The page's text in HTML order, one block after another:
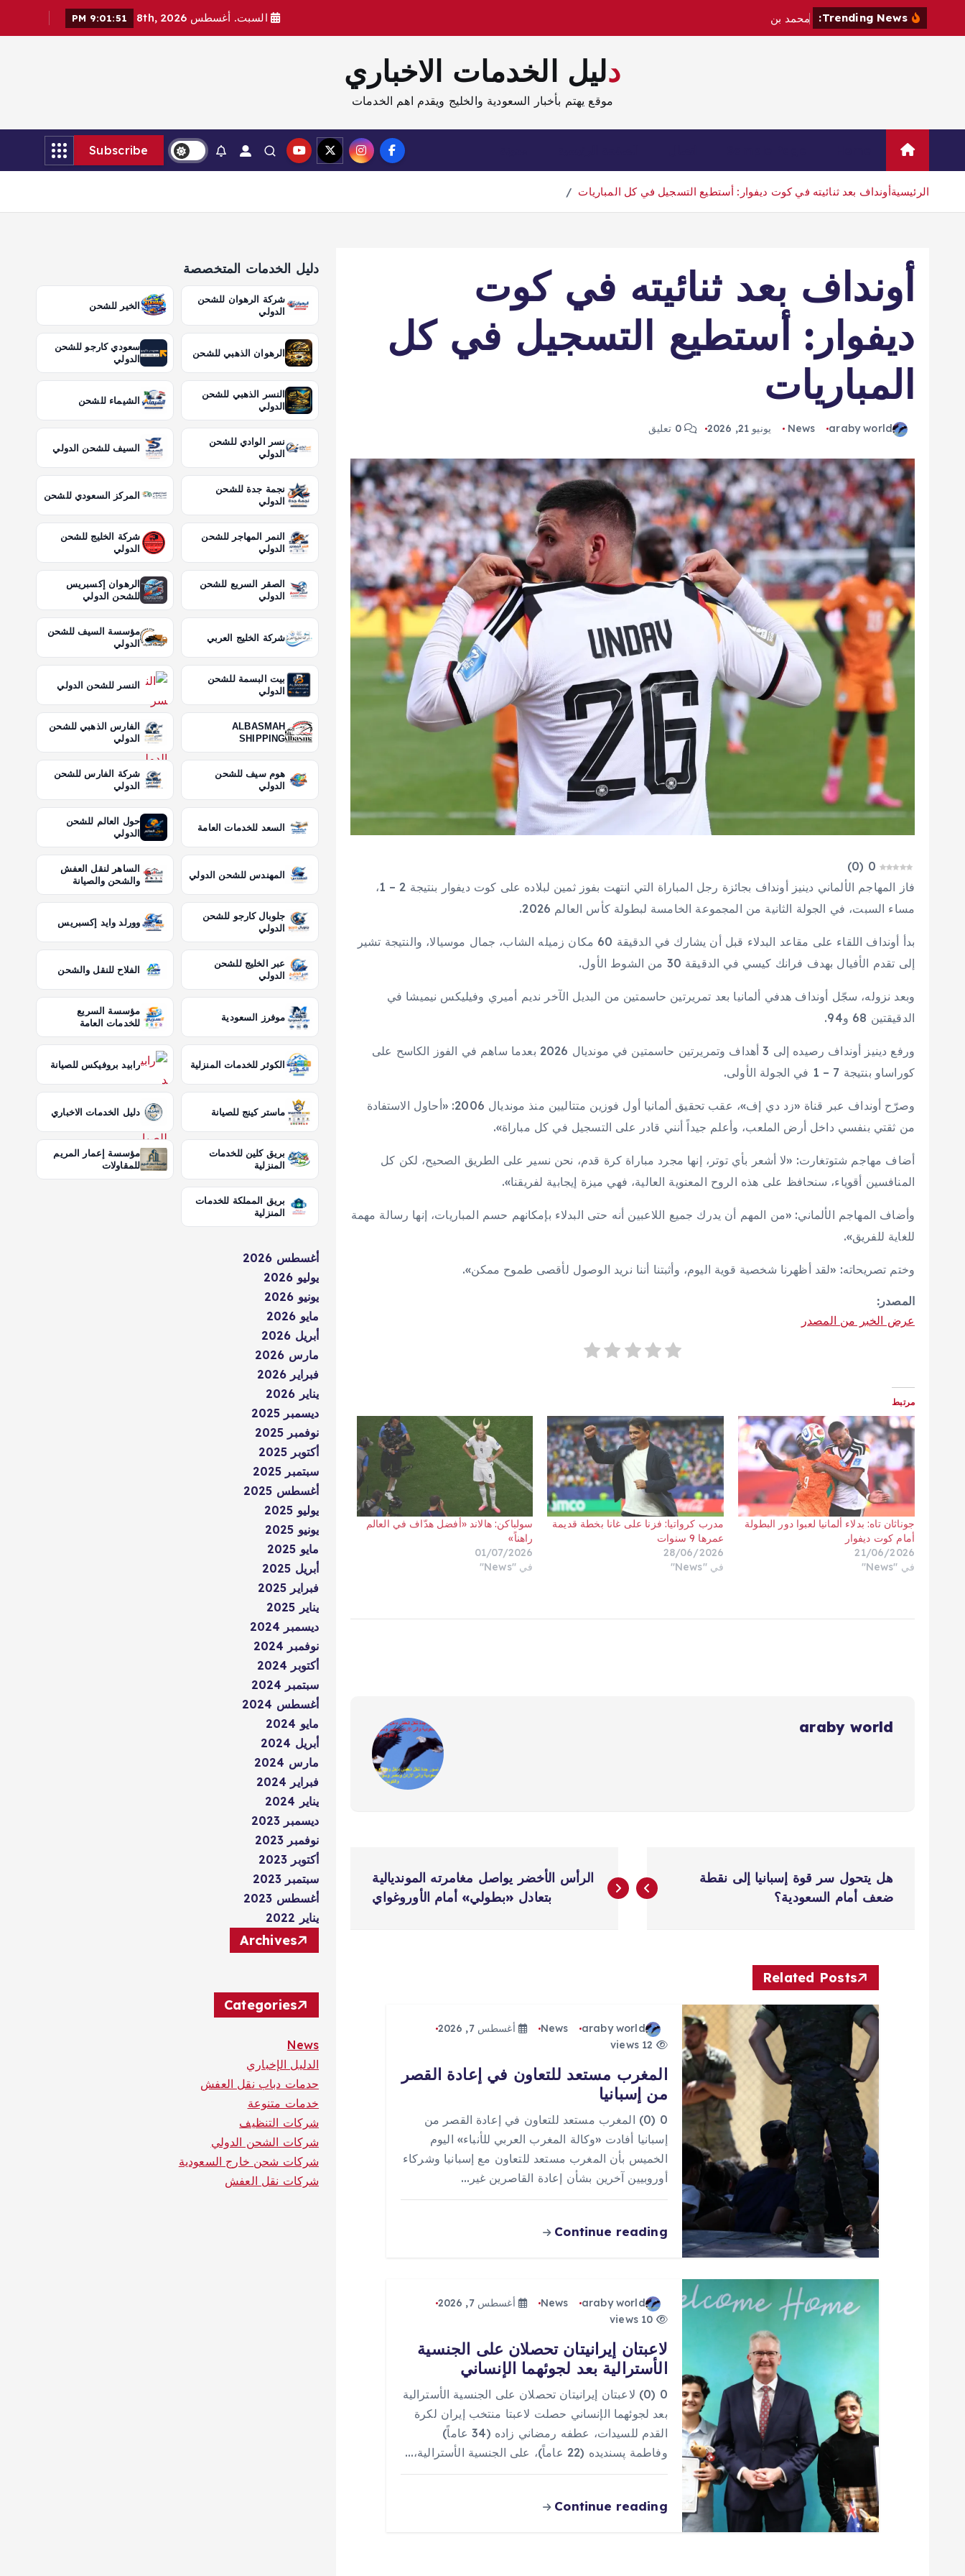
محمد بن السبت. أغسطس 8th, 2026 9:01:53 PM
دليل الخدمات الاخباري
موقع يهتم بأخبار السعودية والخليج ويقدم اهم الخدمات
Subscribe
الرئيسيةأونداف بعد ثنائيته في كوت ديفوار: أستطيع التسجيل في كل المباريات
أونداف بعد ثنائيته في كوت
ديفوار: أستطيع التسجيل في كل
المباريات
araby world
News يونيو 21, 2026 0 تعليق
0
(
0
)
فاز المهاجم الألماني دينيز أونداف بجائزة رجل المباراة التي انتهت بفوز ثمين لبلاده على كوت ديفوار بنتيجة 2 – 1،
مساء السبت، في الجولة الثانية من المجموعة الخامسة لبطولة كأس العالم 2026.
بدأ أونداف اللقاء على مقاعد البدلاء قبل أن يشارك في الدقيقة 60 مكان زميله الشاب، جمال موسيالا، والنتيجة تشير
إلى تقدم الأفيال بهدف فرانك كيسي في الدقيقة 30 من الشوط الأول.
وبعد نزوله، سجّل أونداف هدفي ألمانيا بعد تمريرتين حاسمتين من البديل الآخر نديم أميري وفيليكس نيميشا في
الدقيقتين 68 و94.
ورفع دينيز أونداف رصيده إلى 3 أهداف وتمريرتين حاسمتين في مونديال 2026 بعدما ساهم في الفوز الكاسح على
كوراساو بنتيجة 7 – 1 في الجولة الأولى.
وصرّح أونداف عبر قناة «زد دي إف»، عقب تحقيق ألمانيا أول فوزين متتاليين منذ مونديال 2006: «أحاول الاستفادة
من ثقتي بنفسي داخل أرض الملعب، وأعلم جيداً أنني قادر على التسجيل في كل مباراة».
أضاف مهاجم شتوتغارت: «لا أشعر بأي توتر، إنها مجرد مباراة كرة قدم، نحن نسير على الطريق الصحيح، لكن كل
المنافسين أقوياء، سنحافظ على هذه الروح المعنوية العالية، فهي ميزة إيجابية لفريقنا».
وأضاف المهاجم الألماني: «من المهم أن يدرك جميع اللاعبين أنه حتى البدلاء بإمكانهم حسم المباريات، إنها رسالة مهمة
للغاية للفريق».
وختم تصريحاته: «لقد أظهرنا شخصية قوية اليوم، وأثبتنا أننا نريد الوصول لأقصى طموح ممكن».
المصدر:
عرض الخبر من المصدر
مرتبط
جوناثان تاه: بدلاء ألمانيا لعبوا دور البطولة
أمام كوت ديفوار
21/06/2026
في "News"
مدرب كرواتيا: فزنا على غانا بخطة قديمة
عمرها 9 سنوات
28/06/2026
في "News"
سولباكن: هالاند «أفضل هدّاف في العالم
راهناً»
01/07/2026
في "News"
araby world
ص
هل يتحول سر قوة إسبانيا إلى نقطة
ضعف أمام السعودية؟
الرأس الأخضر يواصل مغامرته المونديالية
بتعادل «بطولي» أمام الأوروغواي
Related Posts
araby world
News
أغسطس 7, 2026
المغرب مستعد للتعاون في إعادة القصر
من إسبانيا
0 (0) المغرب مستعد للتعاون في إعادة القصر من
إسبانيا أفادت «وكالة المغرب العربي للأنباء» اليوم
الخميس بأن المغرب مستعد للتعاون مع إسبانيا وشركاء
أوروبيين آخرين بشأن إعادة القاصرين غير…
Continue reading
araby world
News
أغسطس 7, 2026
لاعبتان إيرانيتان تحصلان على الجنسية
الأسترالية بعد لجوئهما الإنساني
0 (0) لاعبتان إيرانيتان تحصلان على الجنسية الأسترالية
بعد لجوئهما الإنساني حصلت لاعبتا منتخب إيران لكرة
القدم للسيدات، عطفه رمضاني زاده (34 عاماً)
وفاطمة پسنديده (22 عاماً)، على الجنسية الأسترالية،…
Continue reading
دليل الخدمات المتخصصة
شركة الرهوان للشحن
الدولي
الخير للشحن
الرهوان الذهبي للشحن
سعودي كارجو للشحن
الدولي
النسر الذهبي للشحن
الدولي
الشيماء للشحن
نسر الوادي للشحن
الدولي
السيف للشحن الدولي
نجمة جدة للشحن
الدولي
المركز السعودي للشحن
النمر المهاجر للشحن
الدولي
شركة الخليج للشحن
الدولي
الصقر السريع للشحن
الدولي
الرهوان إكسبريس
للشحن الدولي
شركة الخليج العربي
مؤسسة السيف للشحن
الدولي
بيت البسمة للشحن
الدولي
النسر للشحن الدولي
ALBASMAH
SHIPPING
الفارس الذهبي للشحن
الدولي
هوم سيف للشحن
الدولي
شركة الفارس للشحن
الدولي
السعد للخدمات العامة
حول العالم للشحن
الدولي
المهندس للشحن الدولي
الساهر لنقل العفش
والشحن والصيانة
جلوبال كارجو للشحن
الدولي
وورلد وايد إكسبريس
عبر الخليج للشحن
الدولي
الفلاح للنقل والشحن
موفرز السعودية
مؤسسة السريع
للخدمات العامة
الكوثر للخدمات المنزلية رابيد بروفيكس للصيانة
ماستر كينج للصيانة دليل الخدمات الاخباري
بريق كلين للخدمات
المنزلية
مؤسسة إعمار المريم
للمقاولات
بريق المملكة للخدمات
المنزلية
أغسطس 2026
يوليو 2026
يونيو 2026
مايو 2026
أبريل 2026
مارس 2026
فبراير 2026
يناير 2026
ديسمبر 2025
نوفمبر 2025
أكتوبر 2025
سبتمبر 2025
أغسطس 2025
يوليو 2025
يونيو 2025
مايو 2025
أبريل 2025
فبراير 2025
يناير 2025
ديسمبر 2024
نوفمبر 2024
أكتوبر 2024
سبتمبر 2024
أغسطس 2024
مايو 2024
أبريل 2024
مارس 2024
فبراير 2024
يناير 2024
ديسمبر 2023
نوفمبر 2023
أكتوبر 2023
سبتمبر 2023
أغسطس 2023
يناير 2022
Archives
Categories
News
الدليل الإخباري
حدمات دباب نقل العفش
خدمات متنوعة
شركات التنظيف
شركات الشحن الدولي
شركات شحن خارج السعودية
شركات نقل العفش